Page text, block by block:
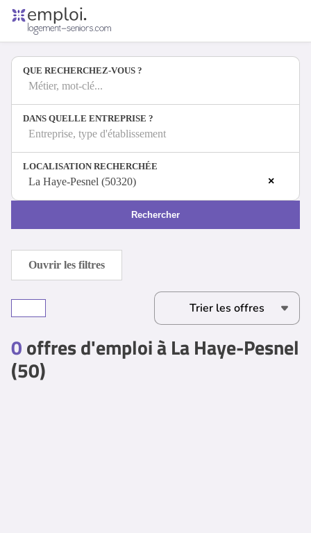
Offres d'emploi
Entreprises
Métiers
Se connecter
Espace candidat
Espace recruteur
QUE RECHERCHEZ-VOUS ?
Métier, mot-clé...
DANS QUELLE ENTREPRISE ?
Entreprise, type d'établissement
LOCALISATION RECHERCHÉE
×
La Haye-Pesnel (50320)
Rechercher
0offres d'emploi à La Haye-Pesnel
(50)
Ouvrir les filtres